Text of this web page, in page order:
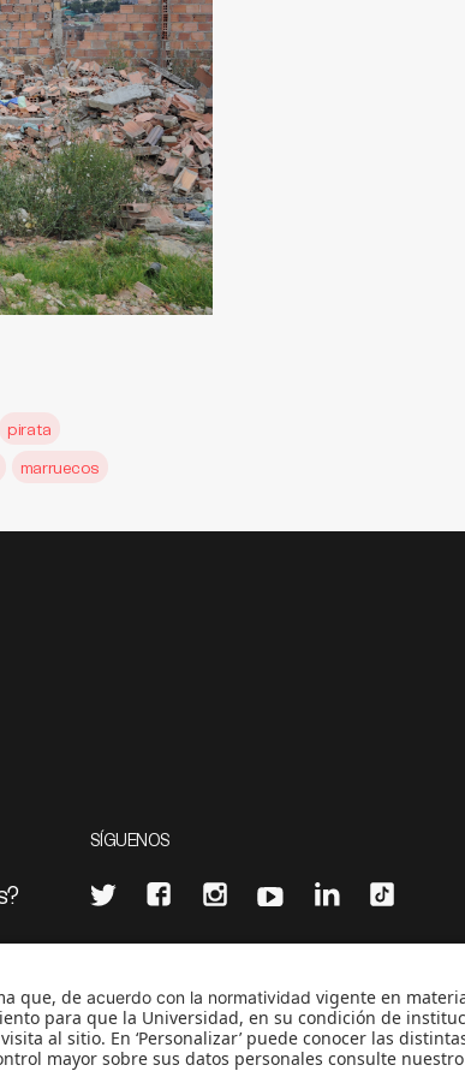
pirata
marruecos
SÍGUENOS
CONTÁCTANOS
cerosetenta@uniandes.edu.co